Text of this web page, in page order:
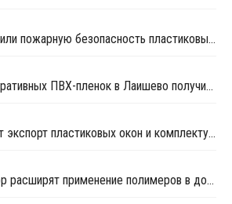
Ученые КБГУ повысили пожарную безопасность пластиковых стройматериалов
Проект завода декоративных ПВХ-пленок в Лаишево получил заключение госэкспертизы
"Мелке" увеличивает экспорт пластиковых окон и комплектующих
СИБУР и Росавтодор расширят применение полимеров в дорожном строительстве